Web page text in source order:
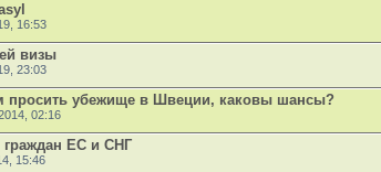
16:53
визы
23:03
просить убежище в Швеции, каковы шансы?
02:16
ЕС и СНГ
15:46